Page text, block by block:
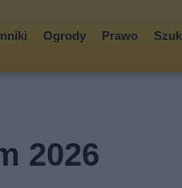
Ogrody Prawo
2026